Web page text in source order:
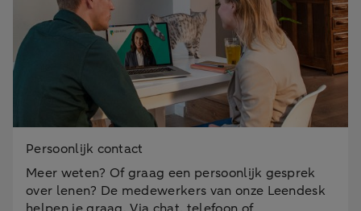
Persoonlijk contact
Meer weten? Of graag een persoonlijk gesprek
over lenen? De medewerkers van onze Leendesk